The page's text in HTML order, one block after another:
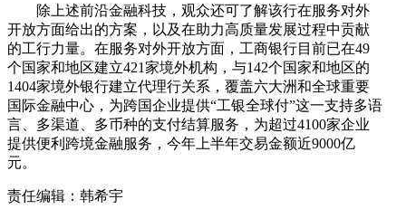
除上述前沿金融科技，观众还可了解该行在服务对外
开放方面给出的方案，以及在助力高质量发展过程中贡献
的工行力量。在服务对外开放方面，工商银行目前已在49
个国家和地区建立421家境外机构，与142个国家和地区的
1404家境外银行建立代理行关系，覆盖六大洲和全球重要
国际金融中心，为跨国企业提供“工银全球付”这一支持多语
言、多渠道、多币种的支付结算服务，为超过4100家企业
提供便利跨境金融服务，今年上半年交易金额近9000亿
元。
责任编辑：韩希宇